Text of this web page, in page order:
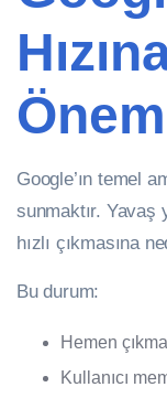
Google’ın temel
sunmaktır. Yavaş
hızlı çıkmasına
Bu durum:
Hemen çıkma
Kullanıcı